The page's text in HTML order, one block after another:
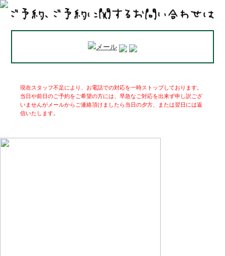
現在スタッフ不足により、お電話での対応を一時ストップしております。
当日や前日のご予約をご希望の方には、早急なご対応を出来ず申し訳ござ
いませんがメールからご連絡頂けましたら当日の夕方、または翌日には返
信いたします。